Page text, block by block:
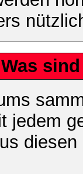
Was
jedem